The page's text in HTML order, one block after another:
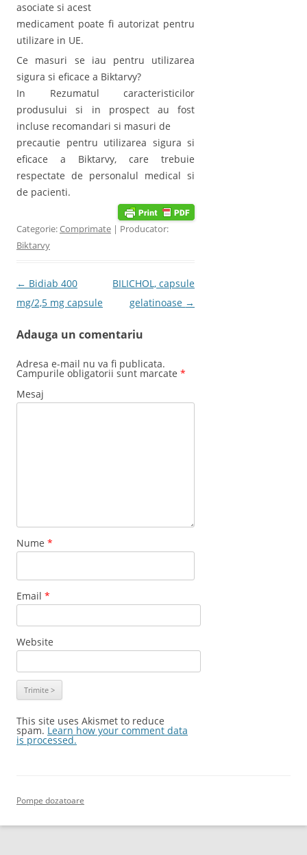
asociate si acest
medicament poate fi autorizat pentru
utilizare in UE.
Ce masuri se iau pentru utilizarea
sigura si eficace a Biktarvy?
In Rezumatul caracteristicilor
produsului si in prospect au fost
incluse recomandari si masuri de
precautie pentru utilizarea sigura si
eficace a Biktarvy, care trebuie
respectate de personalul medical si
de pacienti.
Categorie:Comprimate | Producator:
Biktarvy
Post navigation
← Bidiab 400
mg/2,5 mg capsule
BILICHOL, capsule
gelatinoase →
Adauga un comentariu
Adresa e-mail nu va fi publicata.
Campurile obligatorii sunt marcate *
Mesaj
Nume *
Email *
Website
This site uses Akismet to reduce
spam. Learn how your comment data
is processed.
Pompe dozatoare